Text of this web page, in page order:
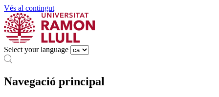
Vés al contingut
Select your language
Navegació principal